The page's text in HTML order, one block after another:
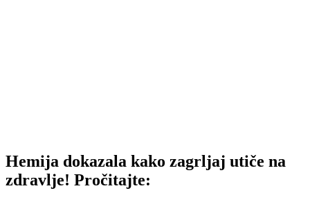
Hemija dokazala kako zagrljaj utiče na
zdravlje! Pročitajte: